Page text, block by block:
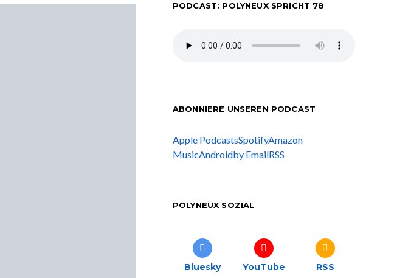
PODCAST: POLYNEUX SPRICHT 78
ABONNIERE UNSEREN PODCAST
Apple PodcastsSpotifyAmazon
MusicAndroidby EmailRSS
POLYNEUX SOZIAL
Bluesky YouTube RSS